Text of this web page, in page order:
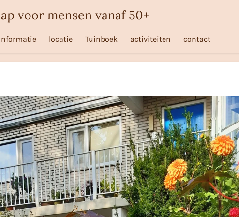
voor mensen vanaf 50+
locatie Tuinboek activiteiten contact